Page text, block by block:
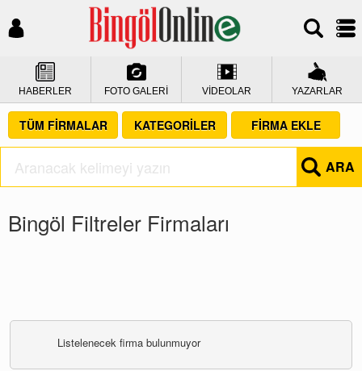
HABERLER FOTO GALERİ VİDEOLAR YAZARLAR
TÜM FİRMALAR KATEGORİLER FİRMA EKLE
ARA
Bingöl Filtreler Firmaları
Listelenecek firma bulunmuyor